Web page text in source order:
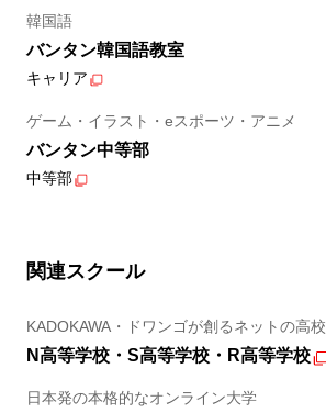
韓国語
バンタン韓国語教室
キャリア
ゲーム・イラスト・eスポーツ・アニメ
バンタン中等部
中等部
関連スクール
KADOKAWA・ドワンゴが創るネットの高校
N高等学校・S高等学校・R高等学校
日本発の本格的なオンライン大学